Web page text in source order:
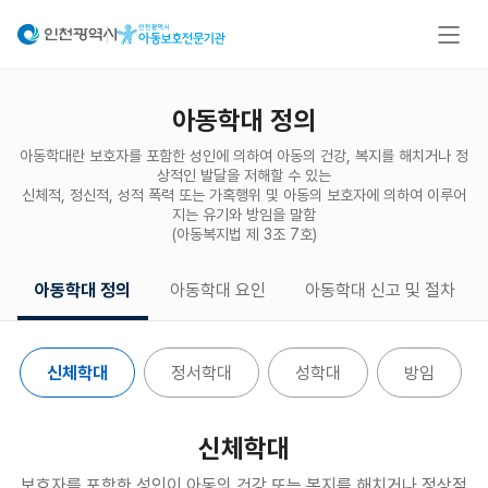
아동학대 정의
아동학대란 보호자를 포함한 성인에 의하여 아동의 건강, 복지를 해치거나 정
상적인 발달을 저해할 수 있는
신체적, 정신적, 성적 폭력 또는 가혹행위 및 아동의 보호자에 의하여 이루어
지는 유기와 방임을 말함
(아동복지법 제 3조 7호)
아동학대 정의 아동학대 요인 아동학대 신고 및 절차
신체학대 정서학대 성학대 방임
신체학대